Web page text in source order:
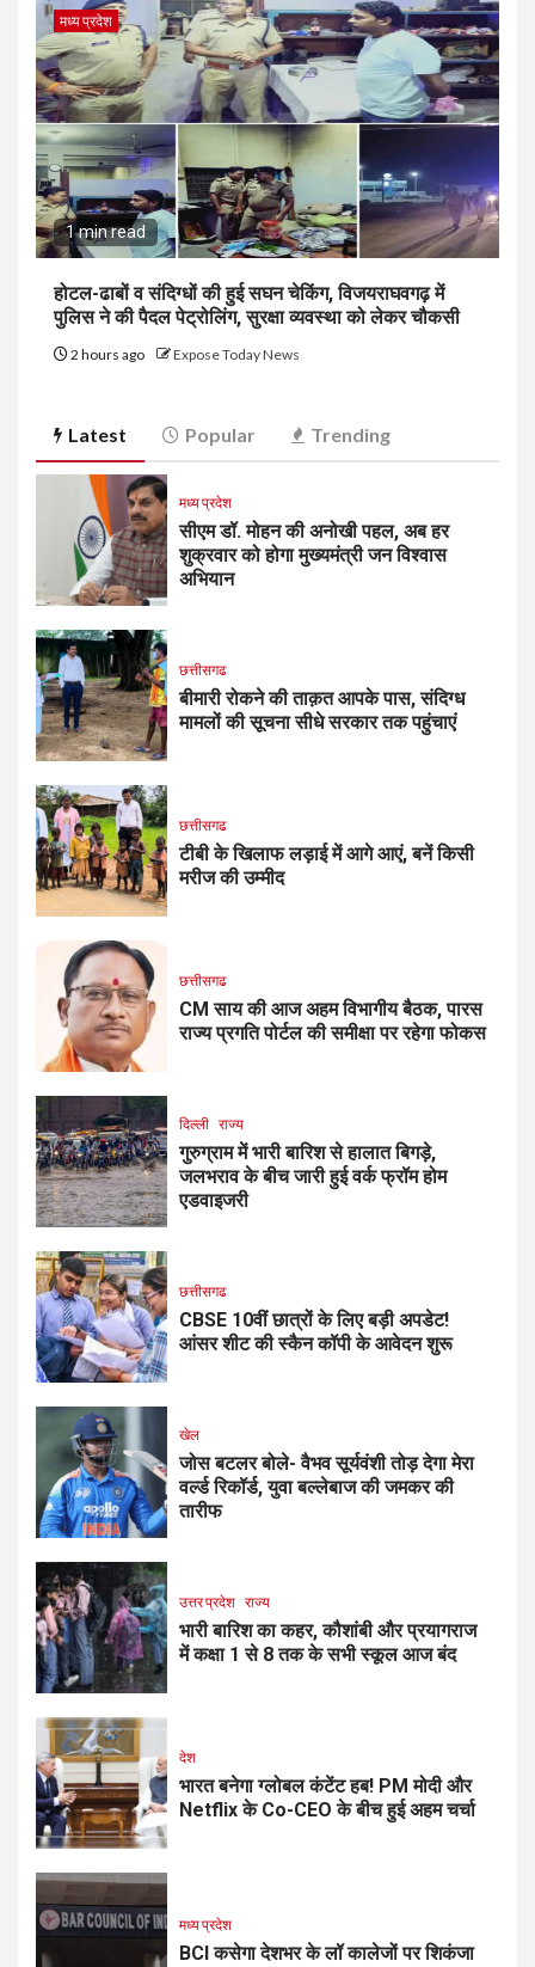
मध्य प्रदेश
1 min read
होटल-ढाबों व संदिग्धों की हुई सघन चेकिंग, विजयराघवगढ़ में
पुलिस ने की पैदल पेट्रोलिंग, सुरक्षा व्यवस्था को लेकर चौकसी
2 hours ago Expose Today News
Latest Popular Trending
मध्य प्रदेश
सीएम डॉ. मोहन की अनोखी पहल, अब हर
शुक्रवार को होगा मुख्यमंत्री जन विश्वास
अभियान
छत्तीसगढ
बीमारी रोकने की ताक़त आपके पास, संदिग्ध
मामलों की सूचना सीधे सरकार तक पहुंचाएं
छत्तीसगढ
टीबी के खिलाफ लड़ाई में आगे आएं, बनें किसी
मरीज की उम्मीद
छत्तीसगढ
CM साय की आज अहम विभागीय बैठक, पारस
राज्य प्रगति पोर्टल की समीक्षा पर रहेगा फोकस
दिल्ली राज्य
गुरुग्राम में भारी बारिश से हालात बिगड़े,
जलभराव के बीच जारी हुई वर्क फ्रॉम होम
एडवाइजरी
छत्तीसगढ
CBSE 10वीं छात्रों के लिए बड़ी अपडेट!
आंसर शीट की स्कैन कॉपी के आवेदन शुरू
खेल
जोस बटलर बोले- वैभव सूर्यवंशी तोड़ देगा मेरा
वर्ल्ड रिकॉर्ड, युवा बल्लेबाज की जमकर की
तारीफ
उत्तर प्रदेश राज्य
भारी बारिश का कहर, कौशांबी और प्रयागराज
में कक्षा 1 से 8 तक के सभी स्कूल आज बंद
देश
भारत बनेगा ग्लोबल कंटेंट हब! PM मोदी और
Netflix के Co-CEO के बीच हुई अहम चर्चा
मध्य प्रदेश
BCI कसेगा देशभर के लॉ कालेजों पर शिकंजा